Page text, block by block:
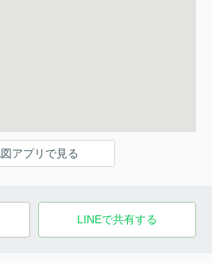
アプリで見る
LINEで共有する